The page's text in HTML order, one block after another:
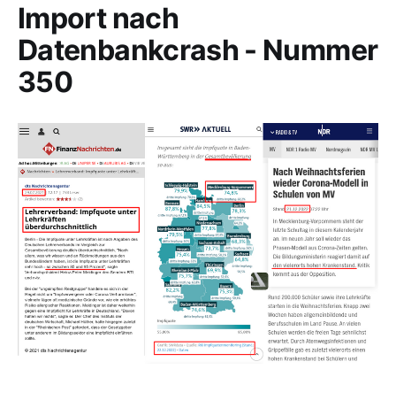
Import nach
Datenbankcrash - Nummer
350